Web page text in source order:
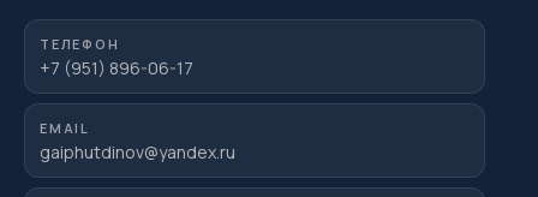
ТЕЛЕФОН
+7 (951) 896-06-17
EMAIL
gaiphutdinov@yandex.ru